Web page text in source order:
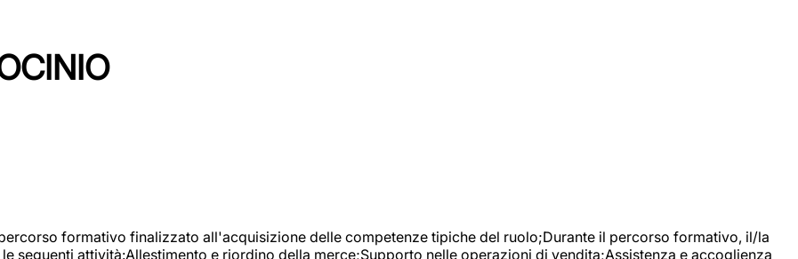
formativo finalizzato all'acquisizione delle competenze tipiche del ruolo;Durante il percorso formativo, il/la
seguenti attività:Allestimento e riordino della merce;Supporto nelle operazioni di vendita;Assistenza e accoglienza